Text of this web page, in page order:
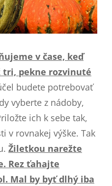
v čase, keď
tri, pekne rozvinuté
budete potrebovať
vyberte z nádoby,
ich k sebe tak,
v rovnakej výške. Tak
Žiletkou narežte
Rez ťahajte
Mal by byť dlhý iba